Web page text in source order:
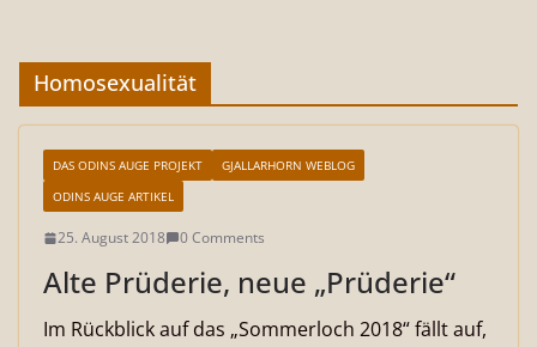
Homosexualität
DAS ODINS AUGE PROJEKT
GJALLARHORN WEBLOG
ODINS AUGE ARTIKEL
25. August 2018 0 Comments
Alte Prüderie, neue „Prüderie“
Im Rückblick auf das „Sommerloch 2018“ fällt auf,